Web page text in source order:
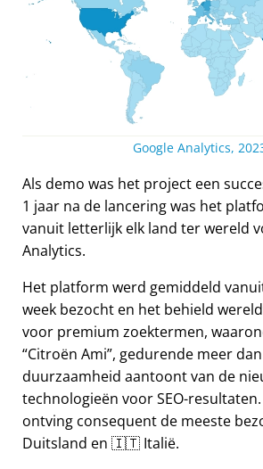
Google Analytics,
Als demo was het project een
1 jaar na de lancering was het
vanuit letterlijk elk land ter wereld
Analytics.
Het platform werd gemiddeld
week bezocht en het behield
voor premium zoektermen,
Citroën Ami , gedurende meer
duurzaamheid aantoont van de
technologieën voor SEO-
ontving consequent de meeste
Duitsland en 🇮🇹 Italië.